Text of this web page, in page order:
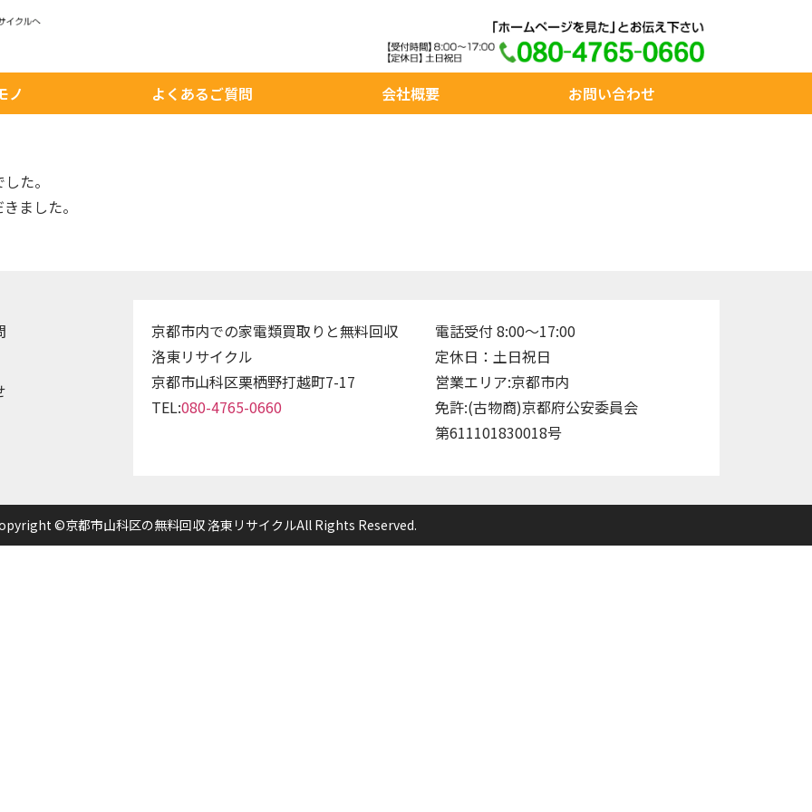
ノ よくあるご質問 会社概要 お問い合わせ
た。
ました。
京都市内での家電類買取りと無料回収
洛東リサイクル
京都市山科区栗栖野打越町7-17
TEL:080-4765-0660
電話受付 8:00～17:00
定休日：土日祝日
営業エリア:京都市内
免許:(古物商)京都府公安委員会
第611101830018号
©京都市山科区の無料回収 洛東リサイクルAll Rights Reserved.